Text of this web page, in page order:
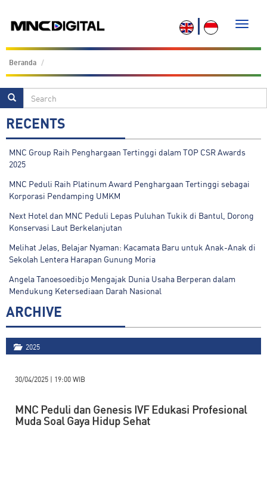
Toggle
Beranda
RECENTS
MNC Group Raih Penghargaan Tertinggi dalam TOP CSR Awards
2025
MNC Peduli Raih Platinum Award Penghargaan Tertinggi sebagai
Korporasi Pendamping UMKM
Next Hotel dan MNC Peduli Lepas Puluhan Tukik di Bantul, Dorong
Konservasi Laut Berkelanjutan
Melihat Jelas, Belajar Nyaman: Kacamata Baru untuk Anak-Anak di
Sekolah Lentera Harapan Gunung Moria
Angela Tanoesoedibjo Mengajak Dunia Usaha Berperan dalam
Mendukung Ketersediaan Darah Nasional
ARCHIVE
2025
30/04/2025 | 19:00 WIB
MNC Peduli dan Genesis IVF Edukasi Profesional
Muda Soal Gaya Hidup Sehat